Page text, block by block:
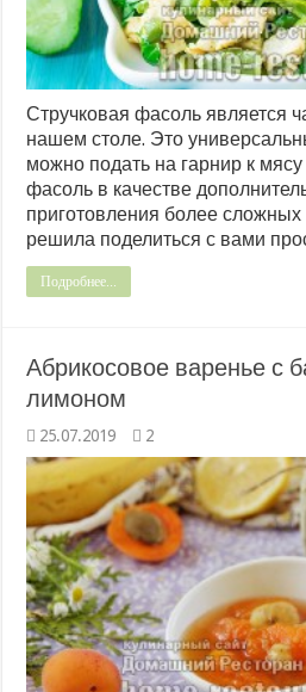
Стручковая фасоль является
нашем столе. Это
можно подать на гарнир к
фасоль в качестве
приготовления более сложных
решила поделиться с вами
Подробнее...
Абрикосовое варенье с
лимоном
25.07.2019 2